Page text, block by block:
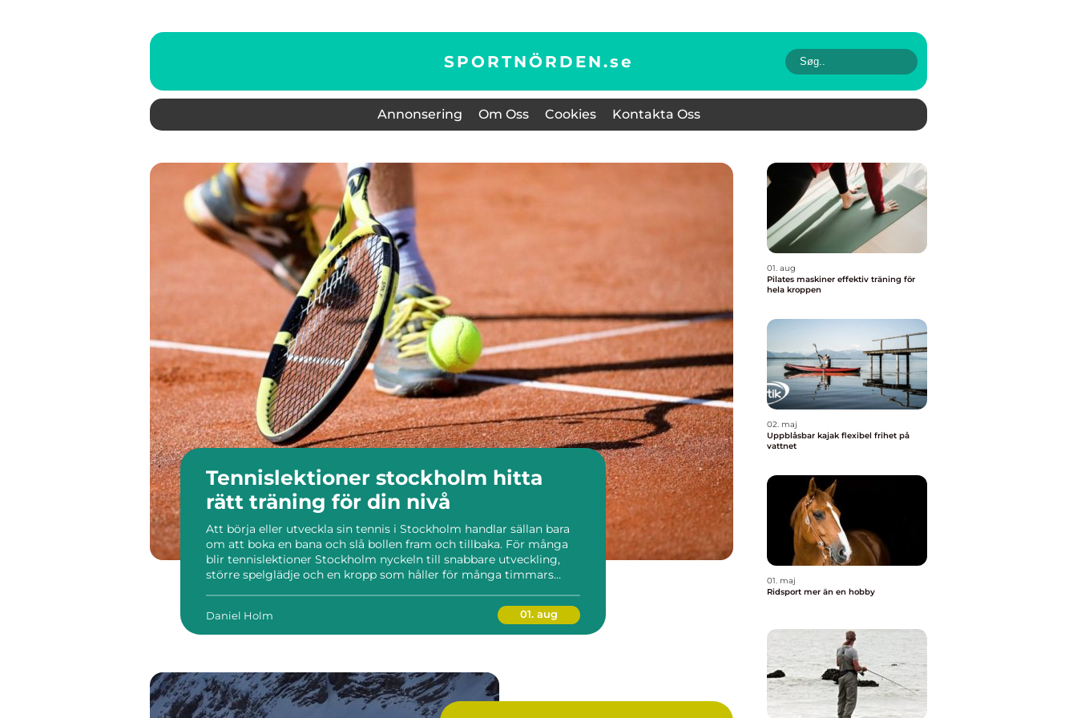
SPORTNÖRDEN.se
Annonsering Om Oss Cookies Kontakta Oss
Tennislektioner stockholm hitta
rätt träning för din nivå
Att börja eller utveckla sin tennis i Stockholm handlar sällan bara
om att boka en bana och slå bollen fram och tillbaka. För många
blir tennislektioner Stockholm nyckeln till snabbare utveckling,
större spelglädje och en kropp som håller för många timmars
Daniel Holm 01. aug
01. aug
Pilates maskiner effektiv träning för
hela kroppen
02. maj
Uppblåsbar kajak flexibel frihet på
vattnet
01. maj
Ridsport mer än en hobby